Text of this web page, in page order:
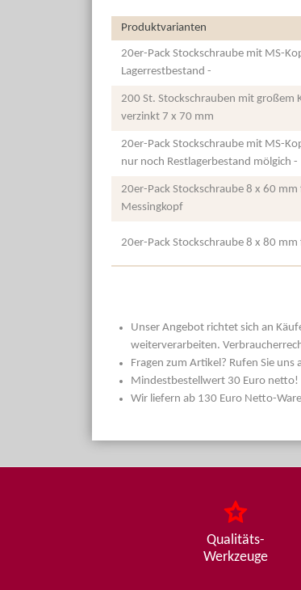
Produktvarianten
20er-Pack Stockschraube mit MS-
Lagerrestbestand -
200 St. Stockschrauben mit großem
verzinkt 7 x 70 mm
20er-Pack Stockschraube mit MS-
nur noch Restlagerbestand mölgich -
20er-Pack Stockschraube 8 x 60
Messingkopf
20er-Pack Stockschraube 8 x 80
Unser Angebot richtet sich an
weiterverarbeiten.
Fragen zum Artikel? Rufen Sie
Mindestbestellwert 30 Euro netto!
Wir liefern ab 130 Euro Netto-
Qualitäts-
Werkzeuge